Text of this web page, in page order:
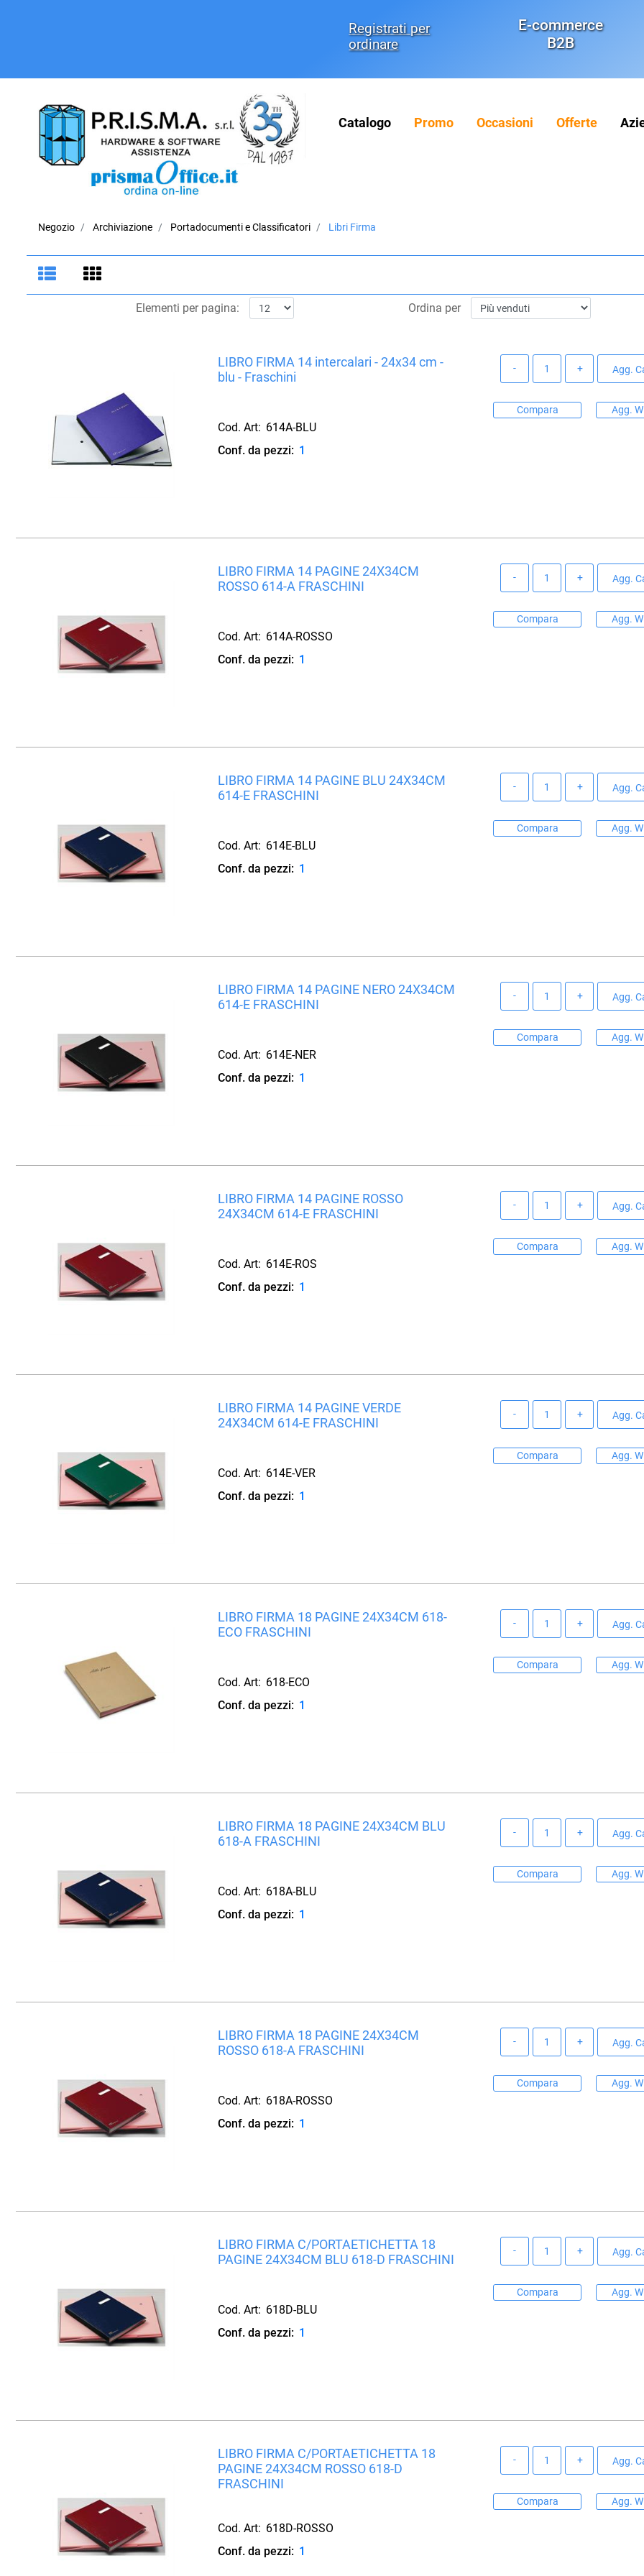
Registrati per
ordinare
E-commerce
B2B
Catalogo Promo Occasioni Offerte
Negozio Archiviazione Portadocumenti e Classificatori Libri Firma
Ordina per
Elementi per pagina:
LIBRO FIRMA 14 intercalari - 24x34 cm -
blu - Fraschini
Cod. Art: 614A-BLU
Conf. da pezzi: 1
Agg.
Compara Agg.
LIBRO FIRMA 14 PAGINE 24X34CM
ROSSO 614-A FRASCHINI
Cod. Art: 614A-ROSSO
Conf. da pezzi: 1
Agg.
Compara Agg.
LIBRO FIRMA 14 PAGINE BLU 24X34CM
614-E FRASCHINI
Cod. Art: 614E-BLU
Conf. da pezzi: 1
Agg.
Compara Agg.
LIBRO FIRMA 14 PAGINE NERO 24X34CM
614-E FRASCHINI
Cod. Art: 614E-NER
Conf. da pezzi: 1
Agg.
Compara Agg.
LIBRO FIRMA 14 PAGINE ROSSO
24X34CM 614-E FRASCHINI
Cod. Art: 614E-ROS
Conf. da pezzi: 1
Agg.
Compara Agg.
LIBRO FIRMA 14 PAGINE VERDE
24X34CM 614-E FRASCHINI
Cod. Art: 614E-VER
Conf. da pezzi: 1
Agg.
Compara Agg.
LIBRO FIRMA 18 PAGINE 24X34CM 618-
ECO FRASCHINI
Cod. Art: 618-ECO
Conf. da pezzi: 1
Agg.
Compara Agg.
LIBRO FIRMA 18 PAGINE 24X34CM BLU
618-A FRASCHINI
Cod. Art: 618A-BLU
Conf. da pezzi: 1
Agg.
Compara Agg.
LIBRO FIRMA 18 PAGINE 24X34CM
ROSSO 618-A FRASCHINI
Cod. Art: 618A-ROSSO
Conf. da pezzi: 1
Agg.
Compara Agg.
LIBRO FIRMA C/PORTAETICHETTA 18
PAGINE 24X34CM BLU 618-D FRASCHINI
Cod. Art: 618D-BLU
Conf. da pezzi: 1
Agg.
Compara Agg.
LIBRO FIRMA C/PORTAETICHETTA 18
PAGINE 24X34CM ROSSO 618-D
FRASCHINI
Cod. Art: 618D-ROSSO
Conf. da pezzi: 1
Agg.
Compara Agg.